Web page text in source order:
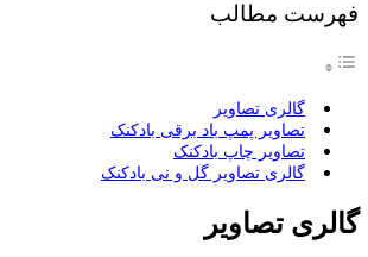
فهرست مطالب
گالری تصاویر
تصاویر پمپ باد برقی بادکنک
تصاویر چاپ بادکنک
گالری تصاویر گل و نی بادکنک
گالری تصاویر